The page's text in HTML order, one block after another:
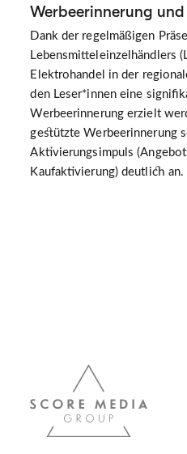
Werbeerinnerung
Dank der regelmäßigen
Lebensmitteleinzelhändlers
Elektrohandel in der
den Leser*innen eine
Werbeerinnerung erzielt
gestützte Werbeerinnerung
Aktivierungsimpuls
Kaufaktivierung) deutlich an.